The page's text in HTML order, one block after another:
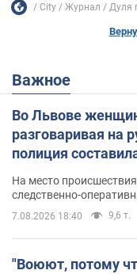
City Журнал Дуля
Важное
Во Львове
разговаривая на
полиция
На место
следственно-
7.08.2026 18:40 9,6 т.
"Воюют, потому